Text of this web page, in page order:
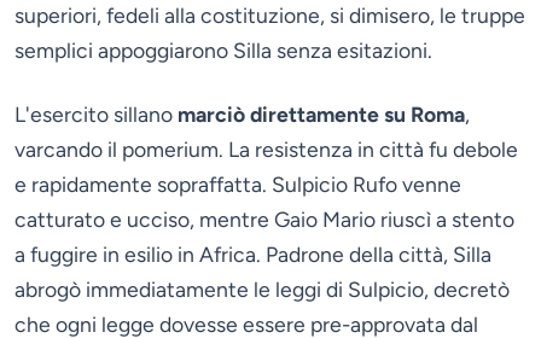
superiori, fedeli alla costituzione, si dimisero, le truppe
semplici appoggiarono Silla senza esitazioni.
L'esercito sillano marciò direttamente su Roma,
varcando il pomerium. La resistenza in città fu debole
e rapidamente sopraffatta. Sulpicio Rufo venne
catturato e ucciso, mentre Gaio Mario riuscì a stento
a fuggire in esilio in Africa. Padrone della città, Silla
abrogò immediatamente le leggi di Sulpicio, decretò
che ogni legge dovesse essere pre-approvata dal